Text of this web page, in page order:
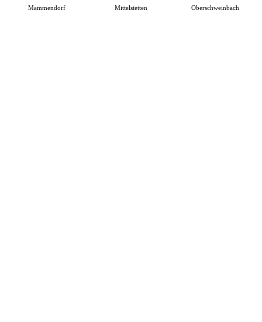
Mammendorf Mittelstetten Oberschweinbach